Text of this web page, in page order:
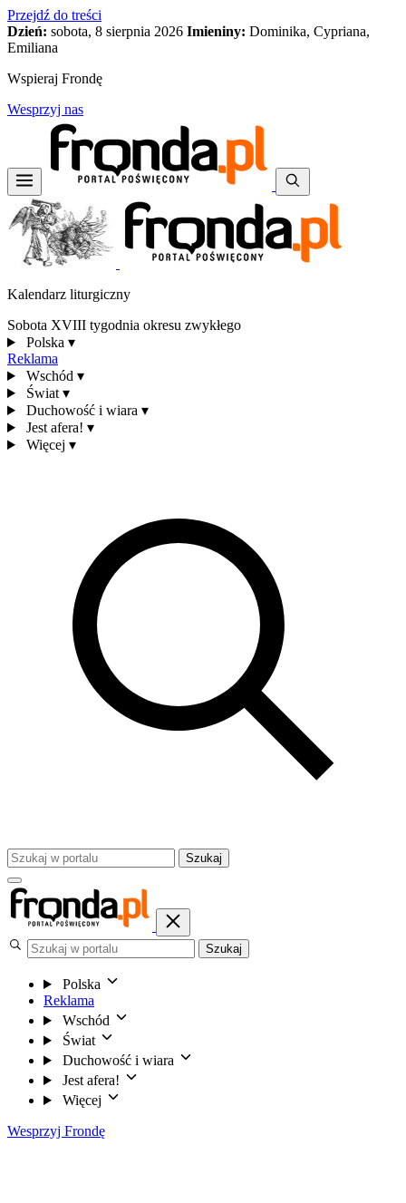
Przejdź do treści
Dzień: sobota, 8 sierpnia 2026 Imieniny: Dominika, Cypriana,
Emiliana
Wspieraj Frondę
Wesprzyj nas
Kalendarz liturgiczny
Sobota XVIII tygodnia okresu zwykłego
Polska ▾
Reklama
Wschód ▾
Świat ▾
Duchowość i wiara ▾
Jest afera! ▾
Więcej ▾
Szukaj
Szukaj
Polska
Reklama
Wschód
Świat
Duchowość i wiara
Jest afera!
Więcej
Wesprzyj Frondę